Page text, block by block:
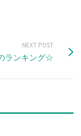
NEXT POST
ランキング☆